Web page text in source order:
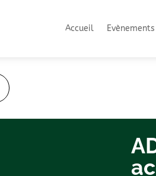
Accueil Evènements